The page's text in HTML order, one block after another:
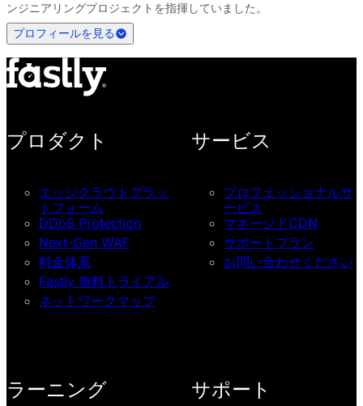
ンジニアリングプロジェクトを指揮していました。
プロフィールを見る
プロダクト
エッジクラウドプラッ
トフォーム
DDoS Protection
Next-Gen WAF
料金体系
Fastly 無料トライアル
ネットワークマップ
サービス
プロフェッショナルサ
ービス
マネージドCDN
サポートプラン
お問い合わせください
ラーニング サポート